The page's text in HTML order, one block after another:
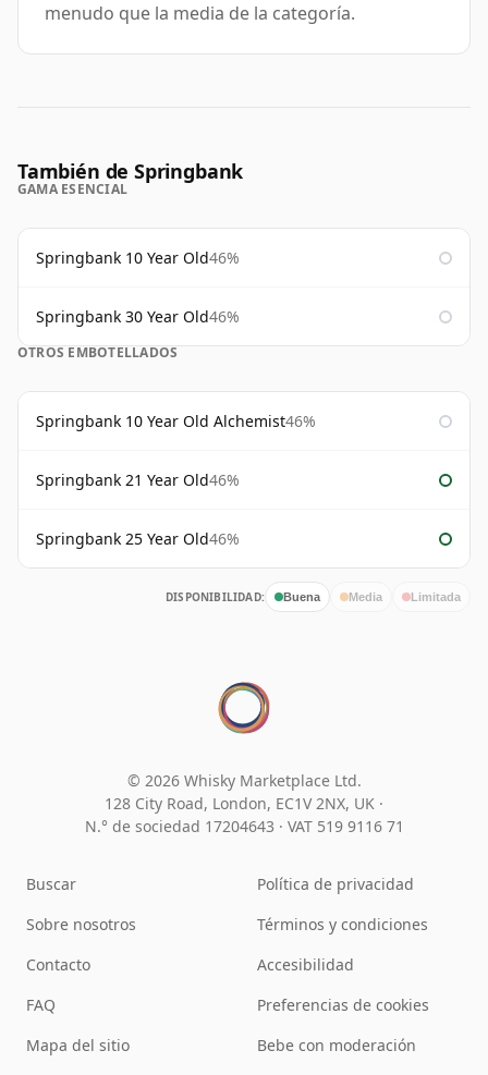
menudo que la media de la categoría.
También de Springbank
GAMA ESENCIAL
Springbank 10 Year Old46%
Springbank 30 Year Old46%
OTROS EMBOTELLADOS
Springbank 10 Year Old Alchemist46%
Springbank 21 Year Old46%
Springbank 25 Year Old46%
DISPONIBILIDAD: Buena Media Limitada
© 2026 Whisky Marketplace Ltd.
128 City Road, London, EC1V 2NX, UK ·
N.° de sociedad 17204643 · VAT 519 9116 71
Buscar
Sobre nosotros
Contacto
FAQ
Mapa del sitio
Política de privacidad
Términos y condiciones
Accesibilidad
Preferencias de cookies
Bebe con moderación